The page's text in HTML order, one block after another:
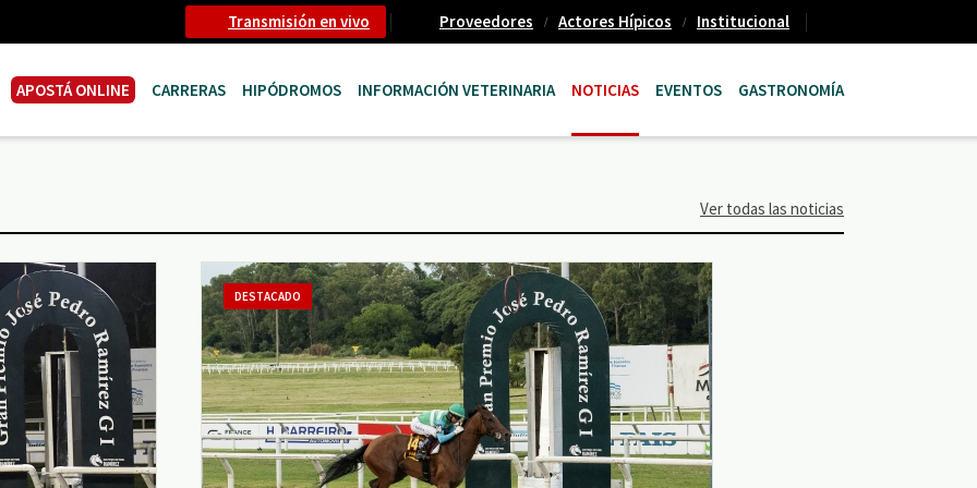
Transmisión en vivo Proveedores Actores Hípicos Institucional
APOSTÁ ONLINE CARRERAS HIPÓDROMOS INFORMACIÓN VETERINARIA NOTICIAS EVENTOS GASTRONOMÍA
Ver todas las noticias
DESTACADO